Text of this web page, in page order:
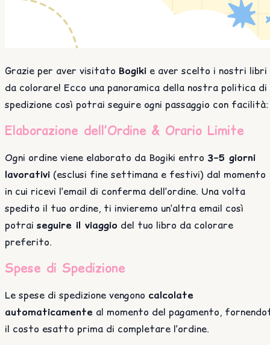
Grazie per aver visitato Bogiki e aver scelto i nostri libri
da colorare! Ecco una panoramica della nostra politica di
spedizione così potrai seguire ogni passaggio con facilità:
Elaborazione dell’Ordine & Orario Limite
Ogni ordine viene elaborato da Bogiki entro 3–5 giorni
lavorativi (esclusi fine settimana e festivi) dal momento
in cui ricevi l’email di conferma dell’ordine. Una volta
spedito il tuo ordine, ti invieremo un’altra email così
potrai seguire il viaggio del tuo libro da colorare
preferito.
Spese di Spedizione
Le spese di spedizione vengono calcolate
automaticamente al momento del pagamento,
il costo esatto prima di completare l’ordine.